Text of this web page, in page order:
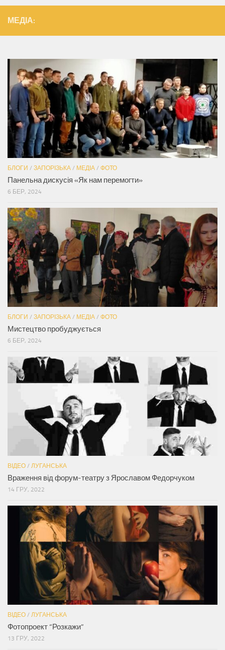
МЕДІА:
БЛОГИ / ЗАПОРІЗЬКА / МЕДІА / ФОТО
Панельна дискусія «Як нам перемогти»
6 БЕР, 2024
БЛОГИ / ЗАПОРІЗЬКА / МЕДІА / ФОТО
Мистецтво пробуджується
6 БЕР, 2024
ВІДЕО / ЛУГАНСЬКА
Враження від форум-театру з Ярославом Федорчуком
14 ГРУ, 2022
ВІДЕО / ЛУГАНСЬКА
Фотопроект “Розкажи”
13 ГРУ, 2022